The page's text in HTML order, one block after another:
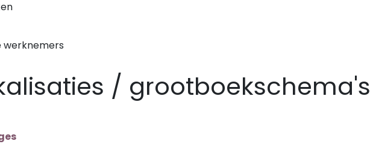
werknemers
/ grootboekschema's